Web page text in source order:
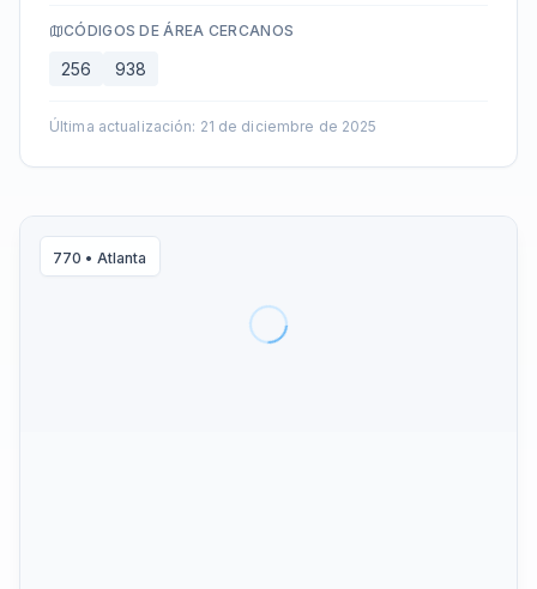
CÓDIGOS DE ÁREA CERCANOS
256 938
Última actualización: 21 de diciembre de 2025
770 • Atlanta